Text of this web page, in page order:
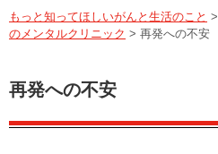
もっと知ってほしいがんと生活のこと >
のメンタルクリニック > 再発への不安
再発への不安